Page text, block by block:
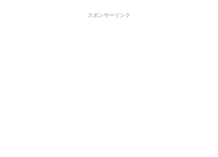
スポンサーリンク